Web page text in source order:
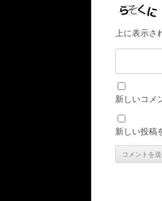
上に表示さ
新しいコメ
新しい投稿